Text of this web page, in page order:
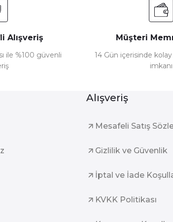
Alışveriş
ile %100 güvenli
Müşteri
14 Gün içerisinde
imkanı
Alışveriş
Mesafeli Satış
Gizlilik ve Güvenlik
İptal ve İade
KVKK Politikası